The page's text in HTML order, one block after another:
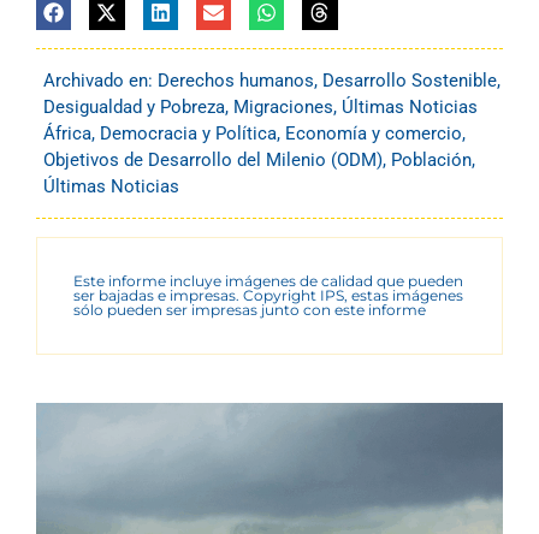
Archivado en: Derechos humanos, Desarrollo Sostenible,
Desigualdad y Pobreza, Migraciones, Últimas Noticias
África, Democracia y Política, Economía y comercio,
Objetivos de Desarrollo del Milenio (ODM), Población,
Últimas Noticias
Este informe incluye imágenes de calidad que pueden
ser bajadas e impresas. Copyright IPS, estas imágenes
sólo pueden ser impresas junto con este informe